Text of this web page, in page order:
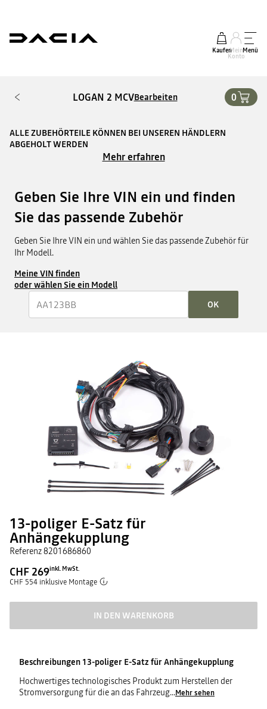
KaufenMein
Konto
Menü
LOGAN 2 MCVBearbeiten 0
ALLE ZUBEHÖRTEILE KÖNNEN BEI UNSEREN HÄNDLERN
ABGEHOLT WERDEN
Mehr erfahren
Geben Sie Ihre VIN ein und finden
Sie das passende Zubehör
Geben Sie Ihre VIN ein und wählen Sie das passende Zubehör für
Ihr Modell.
Meine VIN finden
oder wählen Sie ein Modell
OK
13-poliger E-Satz für
Anhängekupplung
Referenz8201686860
CHF 269inkl. MwSt.
CHF 554 inklusive Montage
IN DEN WARENKORB
Beschreibungen 13-poliger E-Satz für Anhängekupplung
Hochwertiges technologisches Produkt zum Herstellen der
Stromversorgung für die an das Fahrzeug...Mehr sehen